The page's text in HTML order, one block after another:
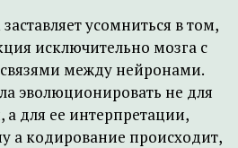
усомниться в том,
исключительно мозга с
между нейронами.
эволюционировать не для
для ее интерпретации,
а кодирование происходит,